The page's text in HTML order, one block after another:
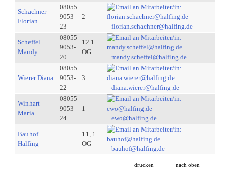
Schachner
Florian
08055
9053-
23
2
florian.schachner@halfing.de
Scheffel
Mandy
08055
9053-
20
12 1.
OG
mandy.scheffel@halfing.de
Wierer Diana
08055
9053-
22
3
diana.wierer@halfing.de
Winhart
Maria
08055
9053-
24
1
ewo@halfing.de
Bauhof
Halfing
11, 1.
OG
bauhof@halfing.de
drucken nach oben